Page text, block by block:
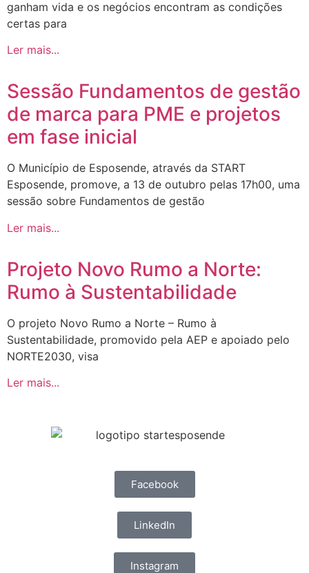
ganham vida e os negócios encontram as condições
certas para
Ler mais...
Sessão Fundamentos de gestão
de marca para PME e projetos
em fase inicial
O Município de Esposende, através da START
Esposende, promove, a 13 de outubro pelas 17h00, uma
sessão sobre Fundamentos de gestão
Ler mais...
Projeto Novo Rumo a Norte:
Rumo à Sustentabilidade
O projeto Novo Rumo a Norte – Rumo à
Sustentabilidade, promovido pela AEP e apoiado pelo
NORTE2030, visa
Ler mais...
Facebook
LinkedIn
Instagram